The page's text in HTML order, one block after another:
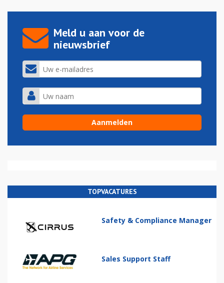
Meld u aan voor de
nieuwsbrief
TOPVACATURES
Safety & Compliance Manager
Sales Support Staff